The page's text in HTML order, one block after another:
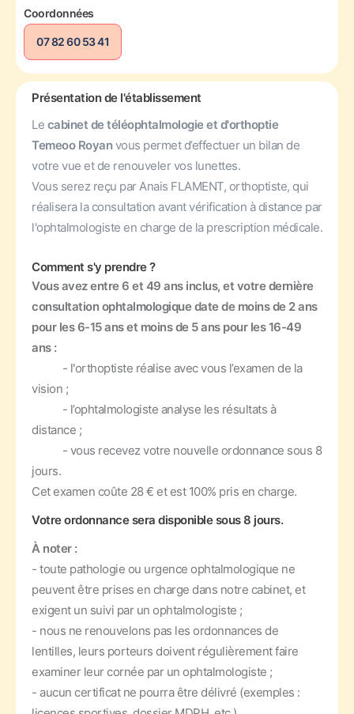
Coordonnées
07 82 60 53 41
Présentation de l'établissement
Le cabinet de téléophtalmologie et d'orthoptie
Temeoo Royan vous permet d’effectuer un bilan de
votre vue et de renouveler vos lunettes.
Vous serez reçu par Anais FLAMENT, orthoptiste, qui
réalisera la consultation avant vérification à distance par
l'ophtalmologiste en charge de la prescription médicale.
Comment s'y prendre ?
Vous avez entre 6 et 49 ans inclus, et votre dernière
consultation ophtalmologique date de moins de 2 ans
pour les 6-15 ans et moins de 5 ans pour les 16-49
ans :
- l'orthoptiste réalise avec vous l’examen de la
vision ;
- l’ophtalmologiste analyse les résultats à
distance ;
- vous recevez votre nouvelle ordonnance sous 8
jours.
Cet examen coûte 28 € et est 100% pris en charge.
Votre ordonnance sera disponible sous 8 jours.
À noter :
- toute pathologie ou urgence ophtalmologique ne
peuvent être prises en charge dans notre cabinet, et
exigent un suivi par un ophtalmologiste ;
- nous ne renouvelons pas les ordonnances de
lentilles, leurs porteurs doivent régulièrement faire
examiner leur cornée par un ophtalmologiste ;
- aucun certificat ne pourra être délivré (exemples :